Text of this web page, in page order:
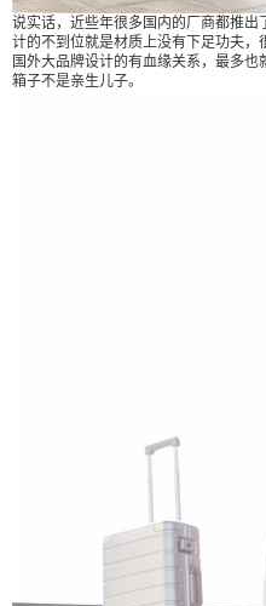
说实话，近些年很多国内的厂商都推
计的不到位就是材质上没有下足功夫，
国外大品牌设计的有血缘关系，最多
箱子不是亲生儿子。
是亲生儿子。 小米金属
的消费者有了方向，小
的样子，箱子横条纹的
格不减，看到他的第一
得买。 无论是国内还是
李有着莫大的仇恨，我
要大量的行李托运，那
论是国外大牌还是国内
魔咒，还是乖乖的去购
说回来，小米金属登机
择，所以在绝大多数的
要托运的，可随身携带
00%铝镁合金，净重
钉，解封还是合页处都
流。 在小米金属登机箱
的6系铝镁合金，并且周
能很好，不会受外界的
拉杆适合不同身高的人
比市面上同类产品做工
多明星都选择的原因，